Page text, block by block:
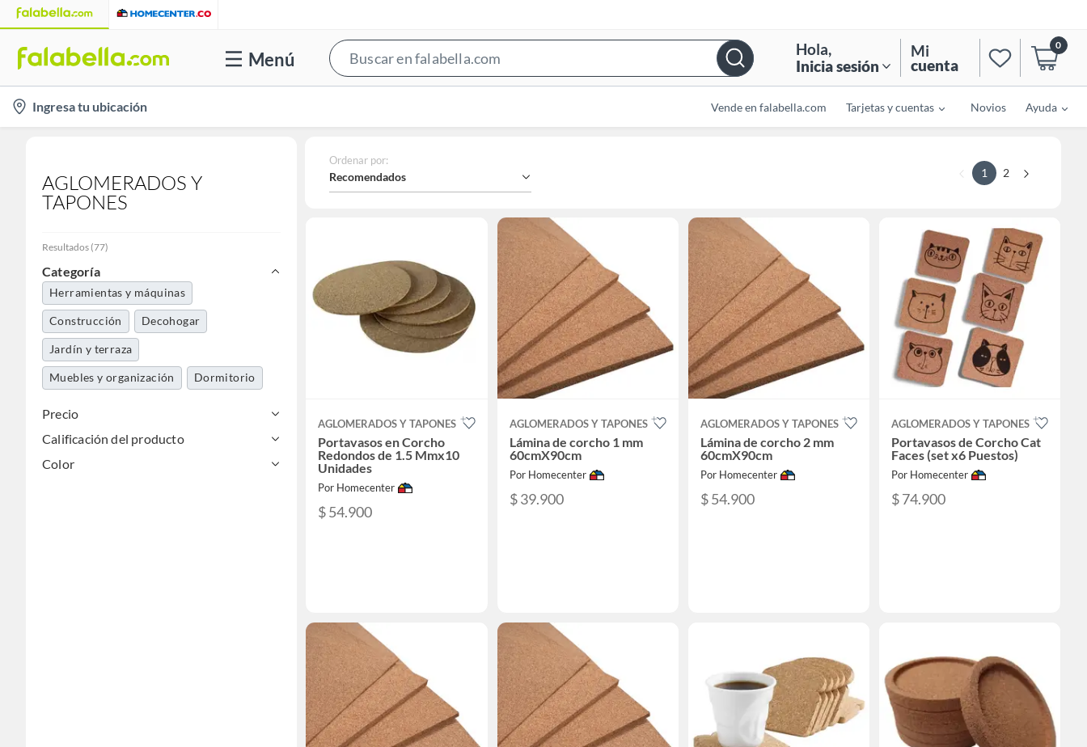
Menú
Bar
Hola,
Inicia sesión
Mi
cuenta
0
location-
icon
Ingresa tu ubicación Vende en falabella.com Tarjetas y cuentas Novios Ayuda
AGLOMERADOS Y
TAPONES
Resultados (77)
Categoría
Herramientas y máquinas
Construcción Decohogar
Jardín y terraza
Muebles y organización Dormitorio
Precio
Calificación del producto
Color
Ordenar por:
Recomendados 1 2
AGLOMERADOS Y TAPONES
Portavasos en Corcho
Redondos de 1.5 Mmx10
Unidades
Por Homecenter
$ 54.900
AGLOMERADOS Y TAPONES
Lámina de corcho 1 mm
60cmX90cm
Por Homecenter
$ 39.900
AGLOMERADOS Y TAPONES
Lámina de corcho 2 mm
60cmX90cm
Por Homecenter
$ 54.900
AGLOMERADOS Y TAPONES
Portavasos de Corcho Cat
Faces (set x6 Puestos)
Por Homecenter
$ 74.900